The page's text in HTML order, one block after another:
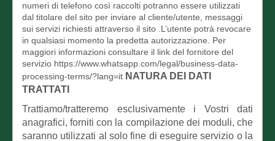
numeri di telefono così raccolti potranno essere utilizzati
dal titolare del sito per inviare al cliente/utente, messaggi
sui servizi richiesti attraverso il sito .L’utente potrà revocare
in qualsiasi momento la predetta autorizzazione. Per
maggiori informazioni consultare il link del fornitore del
servizio https://www.whatsapp.com/legal/business-data-
processing-terms/?lang=it NATURA DEI DATI
TRATTATI
Trattiamo/tratteremo esclusivamente i Vostri dati
anagrafici, forniti con la compilazione dei moduli, che
saranno utilizzati al solo fine di eseguire servizio o la